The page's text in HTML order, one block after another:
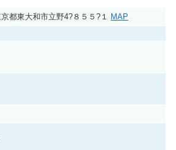
都東大和市立野4?８５５?１ MAP